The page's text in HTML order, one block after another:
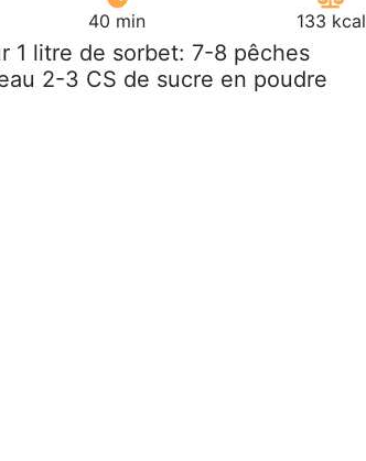
40 min 133 kcal
1 litre de sorbet: 7-8 pêches
2-3 CS de sucre en poudre